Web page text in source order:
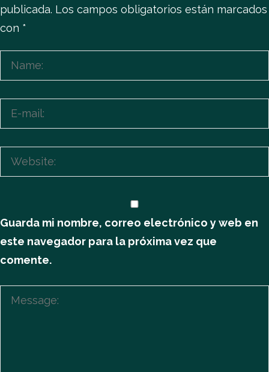
publicada. Los campos obligatorios están marcados
con *
Guarda mi nombre, correo electrónico y web en
este navegador para la próxima vez que
comente.